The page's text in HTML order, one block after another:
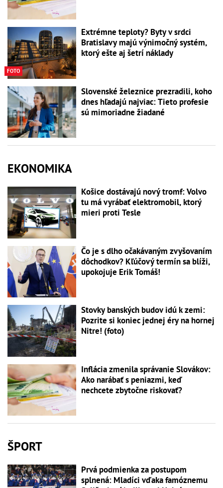
FOTO
Extrémne teploty? Byty v srdci
Bratislavy majú výnimočný systém,
ktorý ešte aj šetrí náklady
Slovenské železnice prezradili, koho
dnes hľadajú najviac: Tieto profesie
sú mimoriadne žiadané
EKONOMIKA
Košice dostávajú nový tromf: Volvo
tu má vyrábať elektromobil, ktorý
mieri proti Tesle
Čo je s dlho očakávaným zvyšovaním
dôchodkov? Kľúčový termín sa blíži,
upokojuje Erik Tomáš!
Stovky banských budov idú k zemi:
Pozrite si koniec jednej éry na hornej
Nitre! (foto)
Inflácia zmenila správanie Slovákov:
Ako narábať s peniazmi, keď
nechcete zbytočne riskovať?
ŠPORT
Prvá podmienka za postupom
splnená: Mladíci vďaka famóznemu